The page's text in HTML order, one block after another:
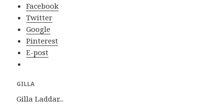
Facebook
Twitter
Google
Pinterest
E-post
GILLA
Gilla Laddar...